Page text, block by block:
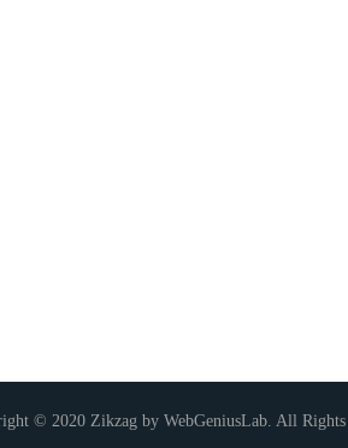
© 2020 Zikzag by WebGeniusLab. All Rights